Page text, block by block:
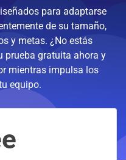
para adaptarse
de su tamaño,
y metas. ¿No estás
prueba gratuita ahora y
mientras impulsa los
equipo.